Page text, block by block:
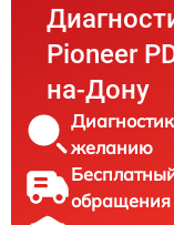
Pioneer
на-Дону
желанию
обращения